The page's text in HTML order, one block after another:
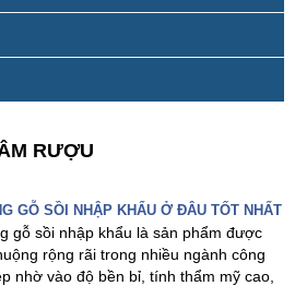
RƯỢU
GỖ SỒI NHẬP KHẨU Ở ĐÂU TỐT NHẤT
gỗ sồi nhập khẩu là sản phẩm được
rộng rãi trong nhiều ngành công
nhờ vào độ bền bỉ, tính thẩm mỹ cao,